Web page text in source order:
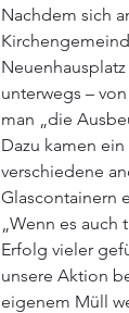
Nachdem sich
unterwegs –
man „die
Dazu kamen
verschiedene
Glascontainern
„Wenn es auch
Erfolg vieler
unsere Aktion
eigenem Müll